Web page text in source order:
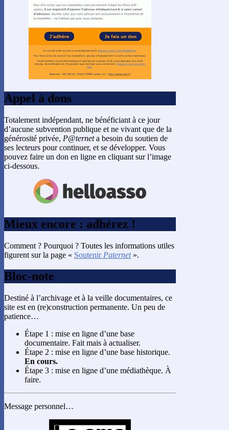
Appel à dons
Totalement indépendant, ne bénéficiant à ce jour
d’aucune subvention publique et ne vivant que de la
générosité privée, P@terneta besoin du soutien de
ses lecteurs pour continuer, et se développer. Vous
pouvez faire un don en ligne en cliquant sur l’image
ci-dessous.
Mieux encore : adhérez !
Comment ? Pourquoi ? Toutes les informations utiles
figurent sur la page « Soutenir Paternet».
Bloc-note
Destiné à l’archivage et à la veille documentaires, ce
site est en (re)construction permanente. Un peu de
patience…
Étape 1 : mise en ligne d’une base
documentaire. Fait mais à actualiser.
Étape 2 : mise en ligne d’une base historique.
En cours.
Étape 3 : mise en ligne d’une médiathèque. À
faire.
Message personnel…